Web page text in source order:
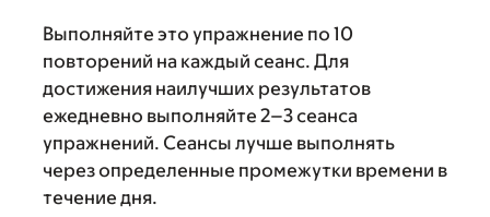
Выполняйте это упражнение по 10
повторений на каждый сеанс. Для
достижения наилучших результатов
ежедневно выполняйте 2–3 сеанса
упражнений. Сеансы лучше выполнять
через определенные промежутки времени в
течение дня.